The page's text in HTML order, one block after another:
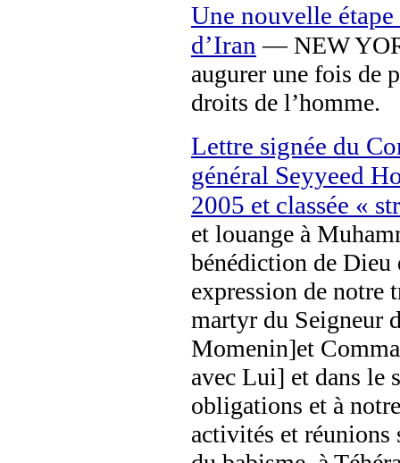
Une nouvelle
d’Iran — NEW
augurer une fois de
droits de l’homme.
Lettre signée du
général Seyyeed
2005 et classée «
et louange à
bénédiction de Dieu
expression de notre
martyr du Seigneur
Momenin]et
avec Lui] et dans le
obligations et à
activités et réunions